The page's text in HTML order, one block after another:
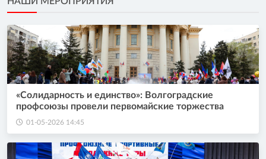
«Солидарность и единство»: Волгоградские
профсоюзы провели первомайские торжества
01-05-2026 14:45